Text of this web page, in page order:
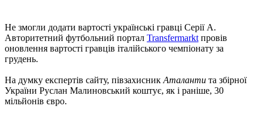
Не змогли додати вартості українські гравці Серії А.
Авторитетний футбольний портал Transfermarkt провів
оновлення вартості гравців італійського чемпіонату за
грудень.
На думку експертів сайту, півзахисник Аталанти та збірної
України Руслан Малиновський коштує, як і раніше, 30
мільйонів євро.